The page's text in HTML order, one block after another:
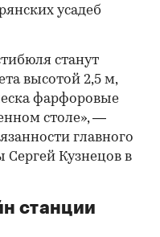
усадеб
станут
высотой 2,5 м,
фарфоровые
столе», —
главного
Сергей Кузнецов в
станции